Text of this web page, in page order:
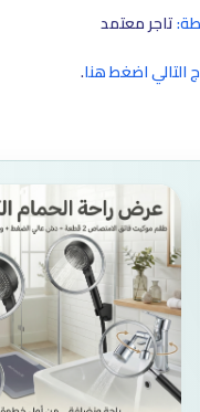
تاجر معتمد
التالي اضغط هنا.